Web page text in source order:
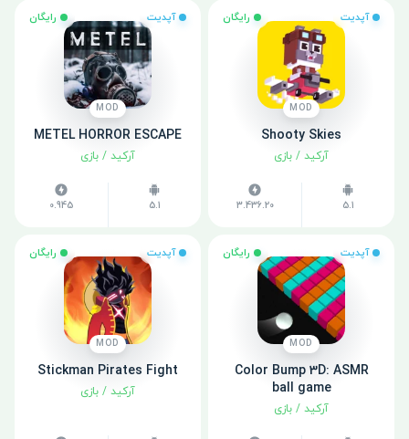
آپدیت رایگان
MOD
Shooty Skies
آرکید / بازی
5.1
3.436.20
آپدیت رایگان
MOD
METEL HORROR ESCAPE
آرکید / بازی
5.1
0.945
آپدیت رایگان
MOD
Color Bump 3D: ASMR
ball game
آرکید / بازی
آپدیت رایگان
MOD
Stickman Pirates Fight
آرکید / بازی